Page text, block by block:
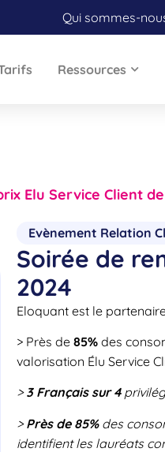
Qui sommes-
Ressources
Elu Service Client de
Evènement Relation
Soirée de
2024
Eloquant est le
> Près de 85%des
valorisation Élu Service
>3 Français sur 4
>Près de 85%des
identifient les lauréats